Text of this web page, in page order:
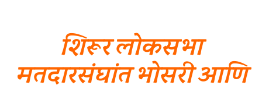
शिरूर लोकसभा
मतदारसंघांत भोसरी आणि